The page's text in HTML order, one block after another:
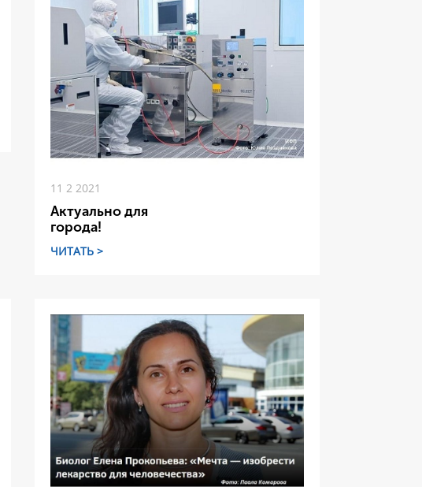
11 2 2021
Актуально для
города!
ЧИТАТЬ >